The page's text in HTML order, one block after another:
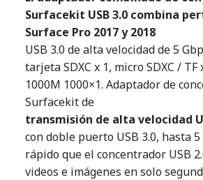
Surfacekit USB 3.0 combina
Surface Pro 2017 y 2018
USB 3.0 de alta velocidad de 5
tarjeta SDXC x 1, micro SDXC /
1000M 1000×1. Adaptador de
Surfacekit de
transmisión de alta velocidad
con doble puerto USB 3.0, hasta 5
rápido que el concentrador USB
videos e imágenes en solo